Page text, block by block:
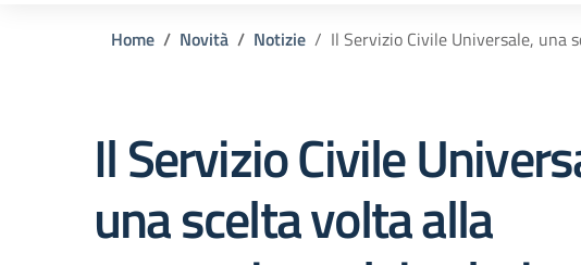
Home Novità Notizie Il Servizio Civile Universale, una
Il Servizio Civile
una scelta volta alla